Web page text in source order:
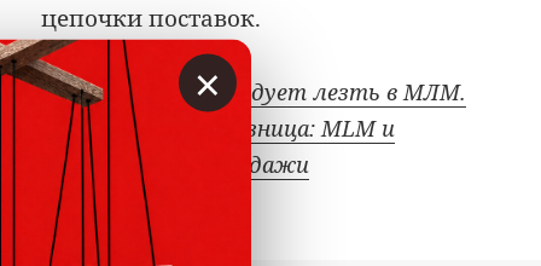
цепочки поставок.
Почему не следует лезть в МЛМ.
Колоссальная разница: MLM и
реферальные продажи
×